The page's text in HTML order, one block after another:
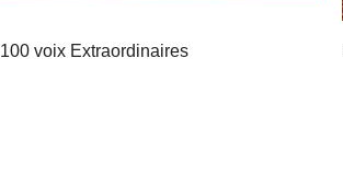
100 voix Extraordinaires